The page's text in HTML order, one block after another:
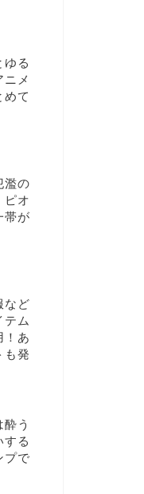
ゆる
メ
めて
濫の
ピオ
帯が
など
テム
！あ
も発
う
する
プで